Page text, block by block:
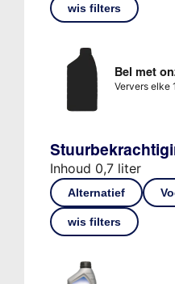
wis filters
Bel met
Ververs elke
Inhoud 0,7 liter
Alternatief
wis filters